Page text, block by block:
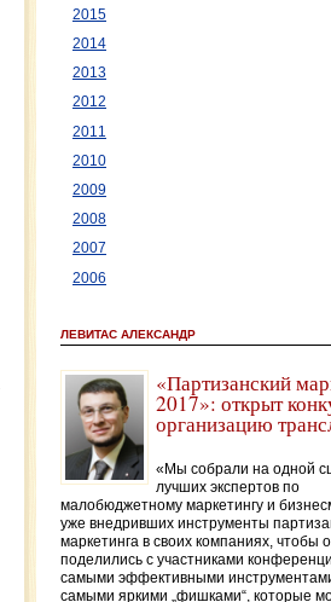
2015
2014
2013
2012
2011
2010
2009
2008
2007
2006
ЛЕВИТАС АЛЕКСАНДР
«Партизанский
2017»: открыт
организацию
«Мы собрали на одной
лучших экспертов по
малобюджетному маркетингу и
уже внедривших инструменты
маркетинга в своих компаниях, чтобы
поделились с участниками
самыми эффективными
самыми яркими „фишками“, которые